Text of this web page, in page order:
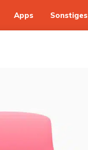
Apps Sonstiges